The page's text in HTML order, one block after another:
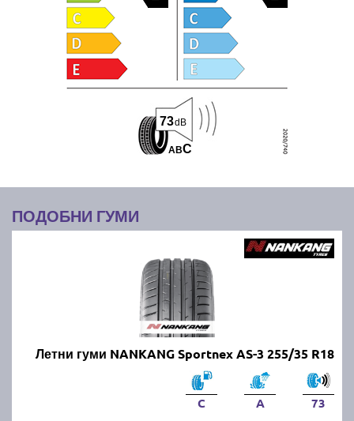
ABC
73dB
ПОДОБНИ ГУМИ
Летни гуми NANKANG Sportnex AS-3 255/35 R18
C A 73